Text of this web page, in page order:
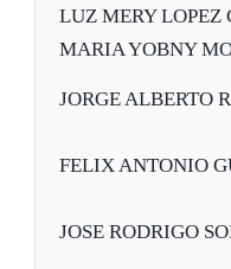
LUZ MERY LOPEZ
MARIA YOBNY
JORGE ALBERTO
FELIX ANTONIO
JOSE RODRIGO